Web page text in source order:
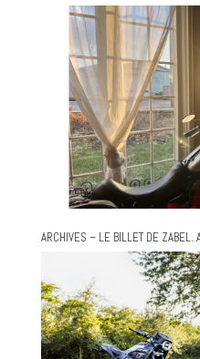
ARCHIVES – LE BILLET DE ZABEL.